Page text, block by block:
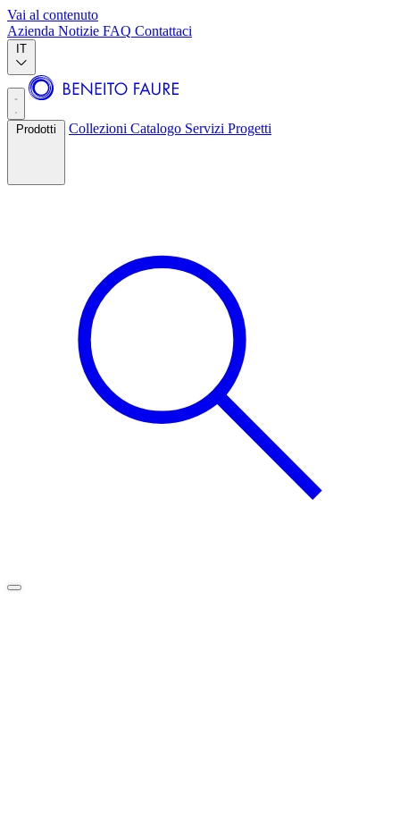
Vai al contenuto
Azienda Notizie FAQ Contattaci
IT
Prodotti Collezioni Catalogo Servizi Progetti